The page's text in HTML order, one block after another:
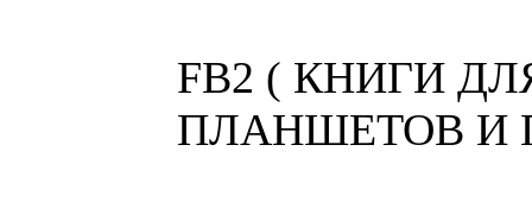
FB2 ( КНИГИ
ПЛАНШЕТОВ И